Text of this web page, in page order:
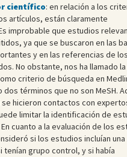
científico: en relación a los
artículos, están claramente
improbable que estudios
ya que se buscaron en las
y en las referencias de los
No obstante, nos ha llamado la
criterio de búsqueda en
dos términos que no son MeSH.
se hicieron contactos con
limitar la identificación de
cuanto a la evaluación de los
si los estudios incluían una
tenían grupo control, y si había